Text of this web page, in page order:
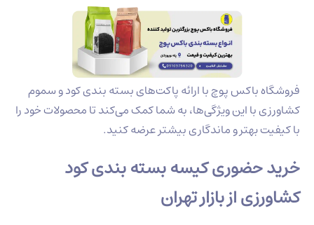
باکس پوچ با ارائه پاکت‌های بسته بندی کود و سموم
با این ویژگی‌ها، به شما کمک می‌کند تا محصولات خود را
بهتر و ماندگاری بیشتر عرضه کنید.
حضوری کیسه بسته بندی کود
از بازار تهران